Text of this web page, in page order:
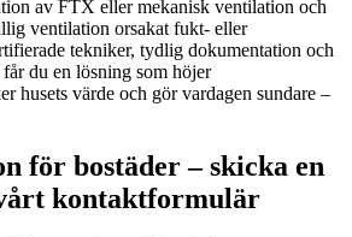
av FTX eller mekanisk ventilation och
ventilation orsakat fukt- eller
tekniker, tydlig dokumentation och
du en lösning som höjer
husets värde och gör vardagen sundare –
för bostäder – skicka en
kontaktformulär